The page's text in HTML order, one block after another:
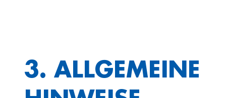
3. ALLGEMEINE